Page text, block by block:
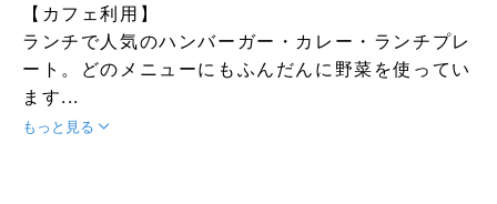
【カフェ利用】
ランチで人気のハンバーガー・カレー・ランチプレ
ート。どのメニューにもふんだんに野菜を使ってい
ます...
もっと見る